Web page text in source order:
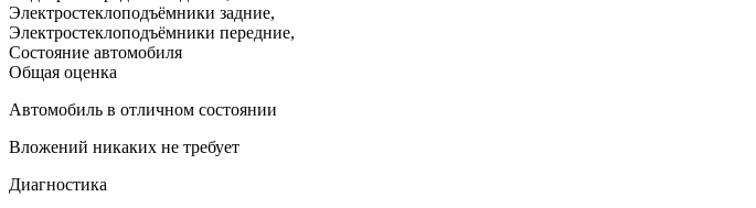
Электростеклоподъёмники задние,
Электростеклоподъёмники передние,
Состояние автомобиля
Общая оценка
Автомобиль в отличном состоянии
Вложений никаких не требует
Диагностика